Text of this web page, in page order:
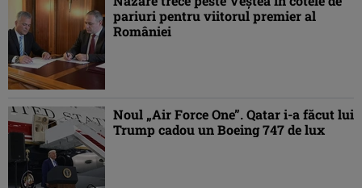
pariuri pentru viitorul premier al
României
Noul „Air Force One”. Qatar i-a făcut lui
Trump cadou un Boeing 747 de lux